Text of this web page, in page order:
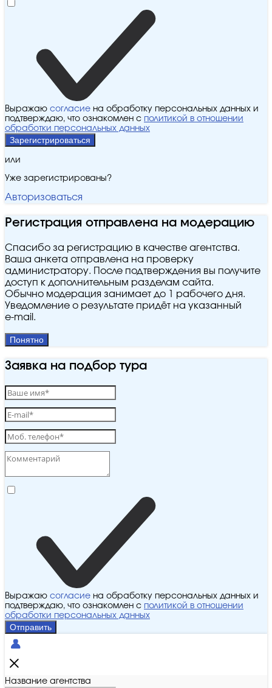
Выражаю согласие на обработку персональных данных и
подтверждаю, что ознакомлен с политикой в отношении
обработки персональных данных
Зарегистрироваться
или
Уже зарегистрированы?
Авторизоваться
Регистрация отправлена на модерацию
Спасибо за регистрацию в качестве агентства.
Ваша анкета отправлена на проверку
администратору. После подтверждения вы получите
доступ к дополнительным разделам сайта.
Обычно модерация занимает до 1 рабочего дня.
Уведомление о результате придёт на указанный
e‑mail.
Понятно
Заявка на подбор тура
Выражаю согласие на обработку персональных данных и
подтверждаю, что ознакомлен с политикой в отношении
обработки персональных данных
Отправить
Название агентства